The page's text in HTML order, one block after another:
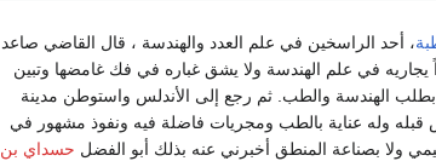
، أحد الراسخين في علم العدد والهندسة ، قال القاضي صاعد
في علم الهندسة ولا يشق غباره في فك غامضها وتبين
بطلب الهندسة والطب. ثم رجع إلى الأندلس واستوطن مدينة
قبله وله عناية بالطب ومجريات فاضلة فيه ونفوذ مشهور في
ولا بصناعة المنطق أخبرني عنه بذلك أبو الفضل حسداي بن